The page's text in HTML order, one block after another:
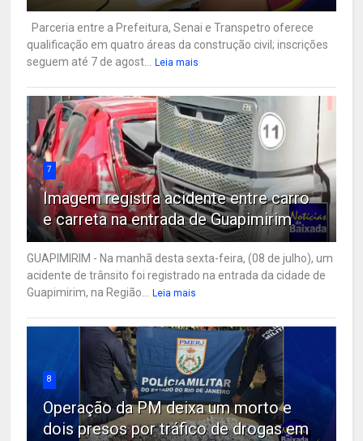
Parceria entre a Prefeitura, Senai e Transpetro oferece
qualificação em quatro áreas da construção civil; inscrições
seguem até 7 de agost...
Leia mais
7
Imagem registra acidente entre carro
e carreta na entrada de Guapimirim
GUAPIMIRIM - Na manhã desta sexta-feira, (08 de julho), um
acidente de trânsito foi registrado na entrada da cidade de
Guapimirim, na Região...
Leia mais
8
Operação da PM deixa um morto e
dois presos por tráfico de drogas em